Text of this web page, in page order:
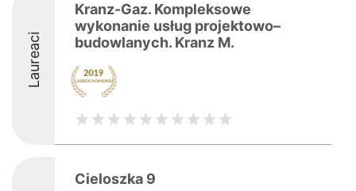
Laureaci
Kranz-Gaz. Kompleksowe
wykonanie usług projektowo–
budowlanych. Kranz M.
Cieloszka 9